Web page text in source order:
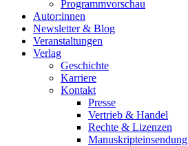
Programmvorschau
Autor:innen
Newsletter & Blog
Veranstaltungen
Verlag
Geschichte
Karriere
Kontakt
Presse
Vertrieb & Handel
Rechte & Lizenzen
Manuskripteinsendung